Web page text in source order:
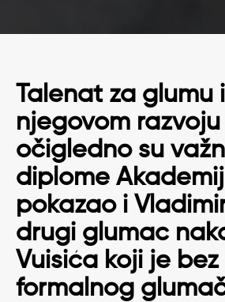
Talenat za glumu
njegovom razvoju
očigledno su
diplome
pokazao i
drugi glumac
Vuisića koji je bez
formalnog